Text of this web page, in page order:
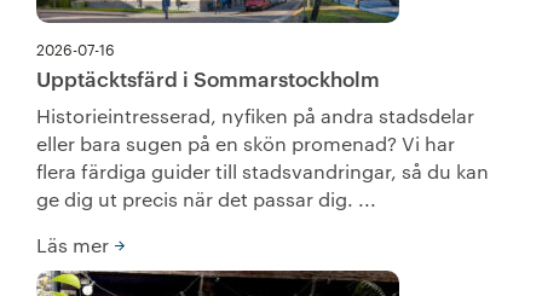
2026-07-16
Upptäcktsfärd i Sommarstockholm
Historieintresserad, nyfiken på andra stadsdelar
eller bara sugen på en skön promenad? Vi har
flera färdiga guider till stadsvandringar, så du kan
ge dig ut precis när det passar dig. ...
Läs mer